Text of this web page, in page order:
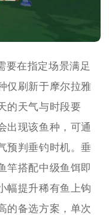
要在指定场景满足
仅刷新于摩尔拉雅
的天气与时段要
出现该鱼种，可通
预判垂钓时机。垂
竿搭配中级鱼饵即
幅提升稀有鱼上钩
的备选方案，单次